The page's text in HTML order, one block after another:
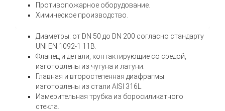
Противопожарное оборудование.
Химическое производство.
Диаметры: от DN 50 до DN 200 согласно стандарту
UNI EN 1092-1 11B.
Фланец и детали, контактирующие со средой,
изготовлены из чугуна и латуни.
Главная и второстепенная диафрагмы
изготовлены из стали AISI 316L.
Измерительная трубка из боросиликатного
стекла.